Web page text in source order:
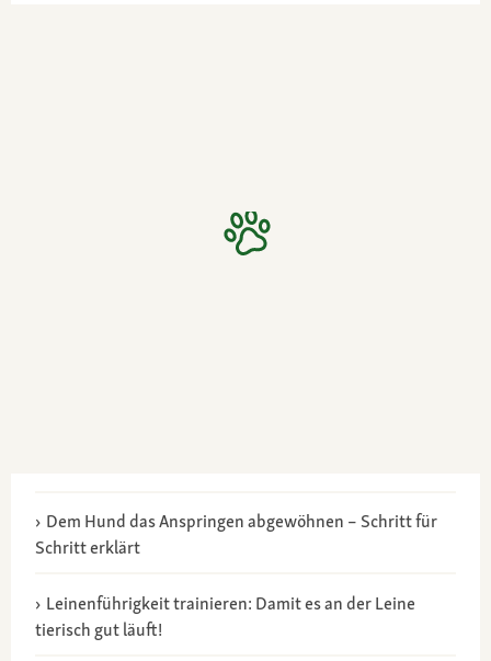
Dem Hund das Anspringen abgewöhnen – Schritt für
Schritt erklärt
Leinenführigkeit trainieren: Damit es an der Leine
tierisch gut läuft!